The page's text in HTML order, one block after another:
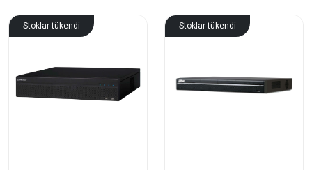
Stoklar tükendi Stoklar tükendi